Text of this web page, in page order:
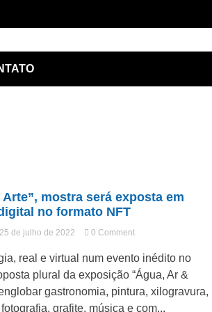
de
Arte”, mostra será exposta em
no formato NFT
25 de julho de 2022 0 Commenton
Ar
&
Arte”,
mostra
será
real e virtual num evento inédito no
plural da exposição “Água, Ar &
gastronomia, pintura, xilogravura,
grafite, música e com...